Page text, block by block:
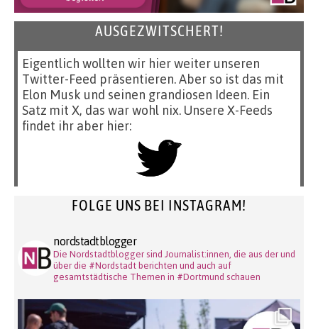
AUSGEZWITSCHERT!
Eigentlich wollten wir hier weiter unseren
Twitter-Feed präsentieren. Aber so ist das mit
Elon Musk und seinen grandiosen Ideen. Ein
Satz mit X, das war wohl nix. Unsere X-Feeds
findet ihr aber hier:
FOLGE UNS BEI INSTAGRAM!
nordstadtblogger
Die Nordstadtblogger sind Journalist:innen, die aus der und
über die #Nordstadt berichten und auch auf
gesamtstädtische Themen in #Dortmund schauen